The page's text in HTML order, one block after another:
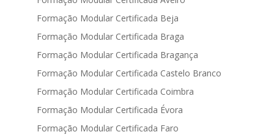
Formação Modular Certificada Beja
Formação Modular Certificada Braga
Formação Modular Certificada Bragança
Formação Modular Certificada Castelo Branco
Formação Modular Certificada Coimbra
Formação Modular Certificada Évora
Formação Modular Certificada Faro